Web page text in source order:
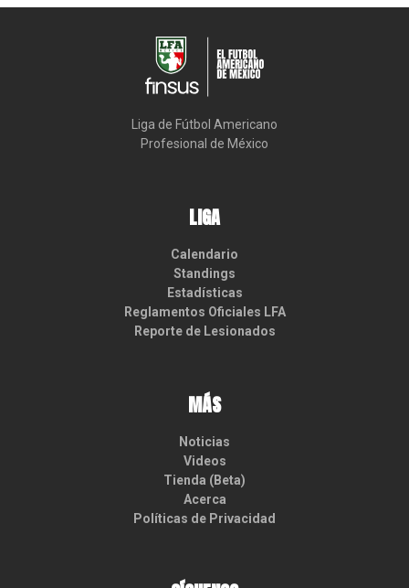
Liga de Fútbol Americano
Profesional de México
LIGA
Calendario
Standings
Estadísticas
Reglamentos Oficiales LFA
Reporte de Lesionados
MÁS
Noticias
Videos
Tienda (Beta)
Acerca
Políticas de Privacidad